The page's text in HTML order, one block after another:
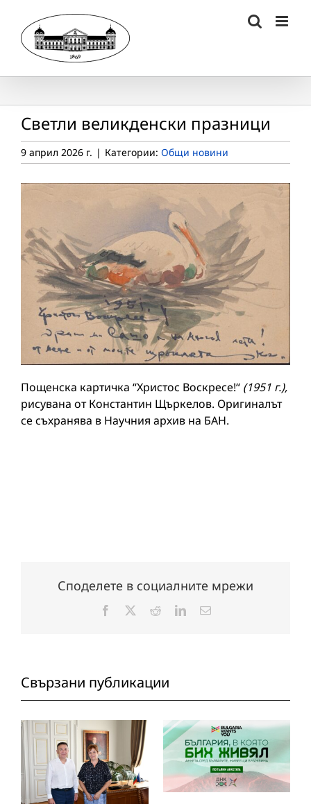
content
Светли великденски празници
9 април 2026 г. | Категории: Общи новини
Пощенска картичка “Христос Воскресе!“ (1951 г.),
рисувана от Константин Щъркелов. Оригиналът
се съхранява в Научния архив на БАН.
Споделете в социалните мрежи
Facebook RedditLinkedInЕлектронна
Свързани публикации